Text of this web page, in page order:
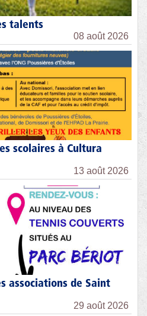
talents
08 août 2026
scolaires à Cultura
13 août 2026
associations de Saint
29 août 2026